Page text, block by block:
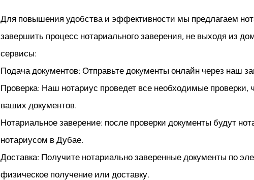
Для повышения удобства и эффективности мы предлагаем
завершить процесс нотариального заверения, не выходя из
сервисы:
Подача документов: Отправьте документы онлайн через наш
Проверка: Наш нотариус проведет все необходимые проверки,
ваших документов.
Нотариальное заверение: после проверки документы будут
нотариусом в Дубае.
Доставка: Получите нотариально заверенные документы по
физическое получение или доставку.